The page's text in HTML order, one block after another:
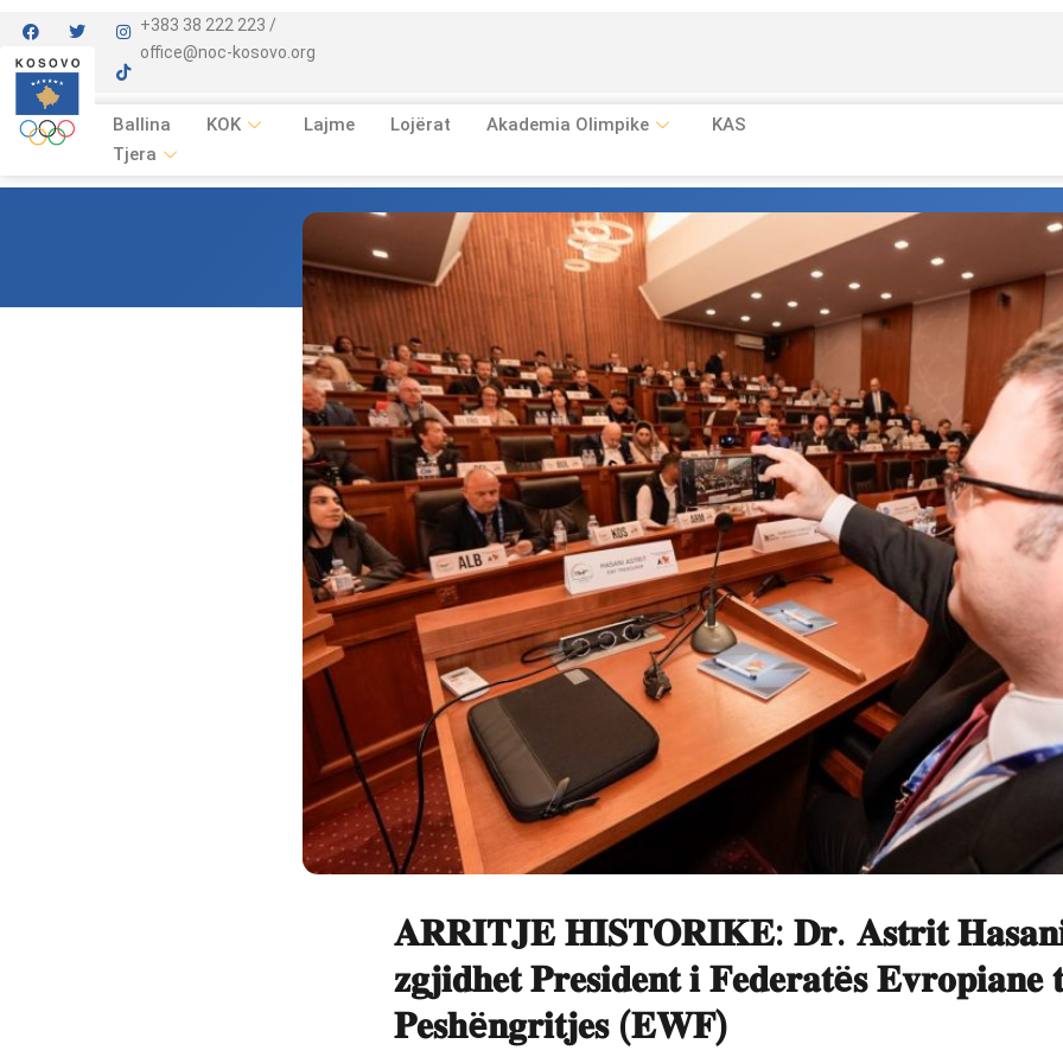
+383 38 222 223 /
office@noc-kosovo.org
Ballina KOK Lajme Lojërat Akademia Olimpike
KAS
Tjera
𝐀𝐑𝐑𝐈𝐓𝐉𝐄 𝐇𝐈𝐒𝐓𝐎𝐑𝐈𝐊𝐄: 𝐃𝐫. 𝐀𝐬𝐭𝐫𝐢𝐭
𝐳𝐠𝐣𝐢𝐝𝐡𝐞𝐭 𝐏𝐫𝐞𝐬𝐢𝐝𝐞𝐧𝐭 𝐢 𝐅𝐞𝐝𝐞𝐫𝐚𝐭ë𝐬 𝐄𝐯𝐫𝐨𝐩𝐢𝐚𝐧𝐞
𝐏𝐞𝐬𝐡ë𝐧𝐠𝐫𝐢𝐭𝐣𝐞𝐬 (𝐄𝐖𝐅)